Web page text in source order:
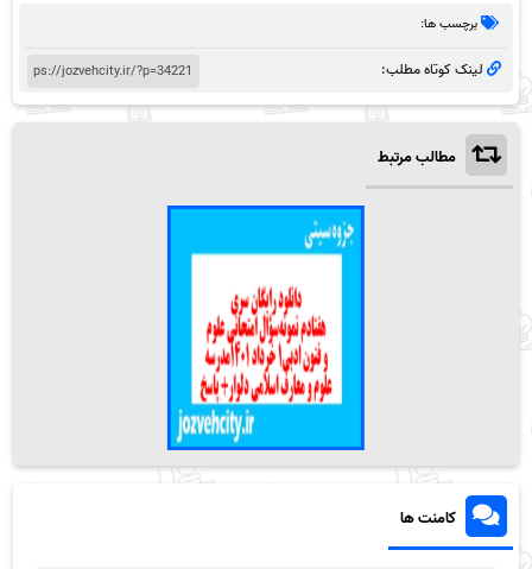
برچسب ها:
لینک کوتاه مطلب:
مطالب مرتبط
کامنت ها